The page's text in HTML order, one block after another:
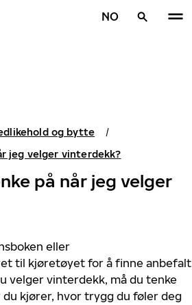
NO
og bytte
jeg velger vinterdekk?
på når jeg velger
eller
til kjøretøyet for å finne anbefalt
velger vinterdekk, må du tenke
kjører, hvor trygg du føler deg